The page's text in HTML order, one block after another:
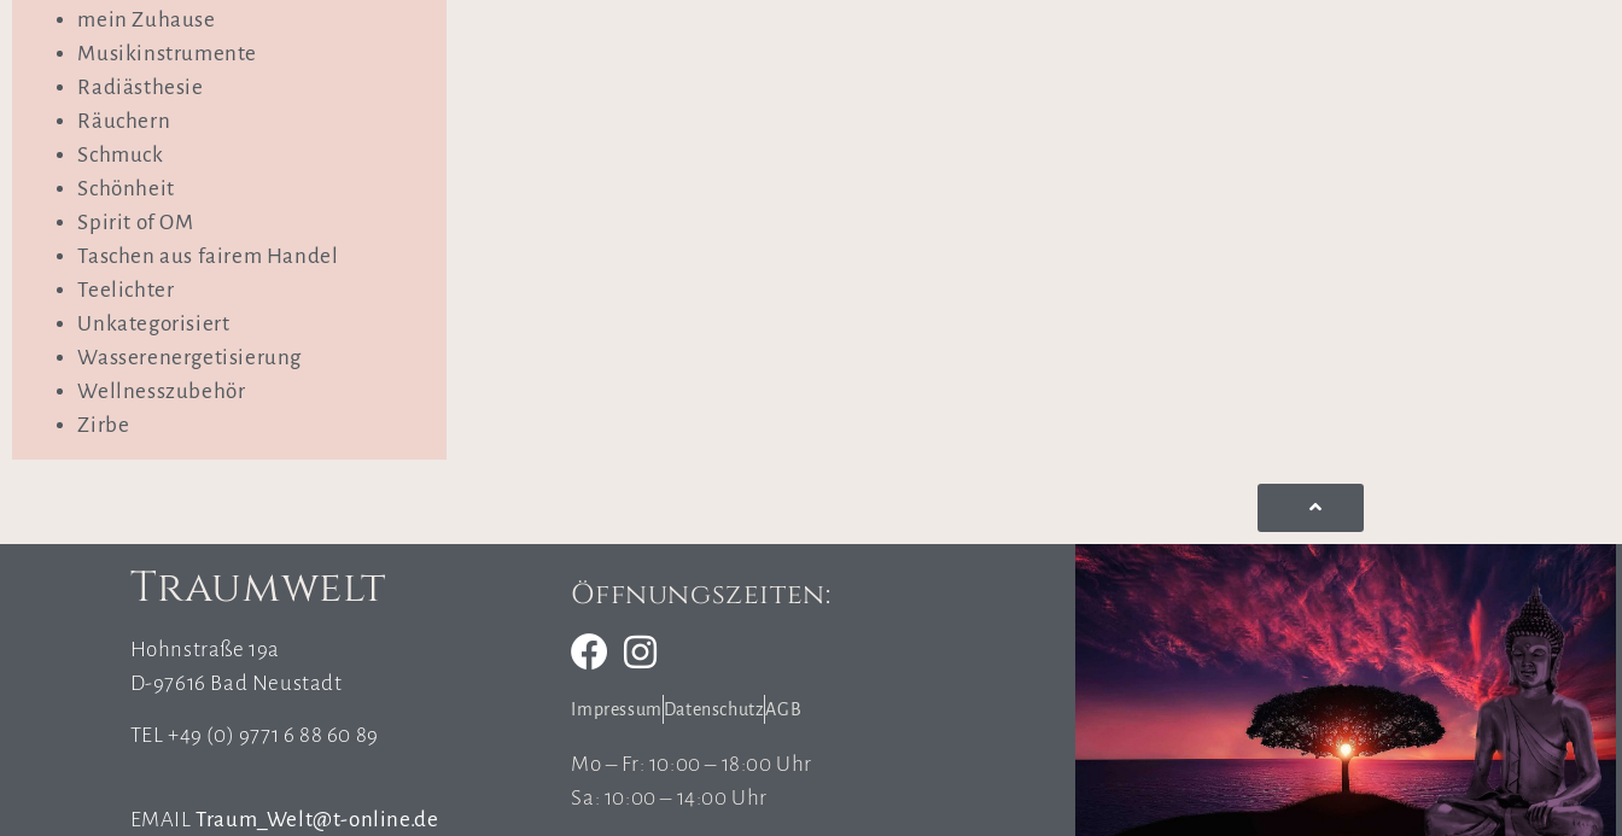
mein Zuhause
Musikinstrumente
Radiästhesie
Räuchern
Schmuck
Schönheit
Spirit of OM
Taschen aus fairem Handel
Teelichter
Unkategorisiert
Wasserenergetisierung
Wellnesszubehör
Zirbe
Traumwelt
Hohnstraße 19a
D-97616 Bad Neustadt
TEL +49 (0) 9771 6 88 60 89
EMAILTraum_Welt@t-online.de
Öffnungszeiten:
Impressum DatenschutzAGB
Mo – Fr: 10:00 – 18:00 Uhr
Sa: 10:00 – 14:00 Uhr